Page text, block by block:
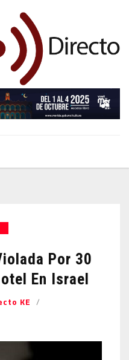
Por 30
En Israel
KE